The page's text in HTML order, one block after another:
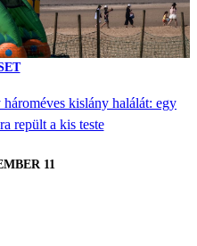
kislány halálát: egy
repült a kis teste
11